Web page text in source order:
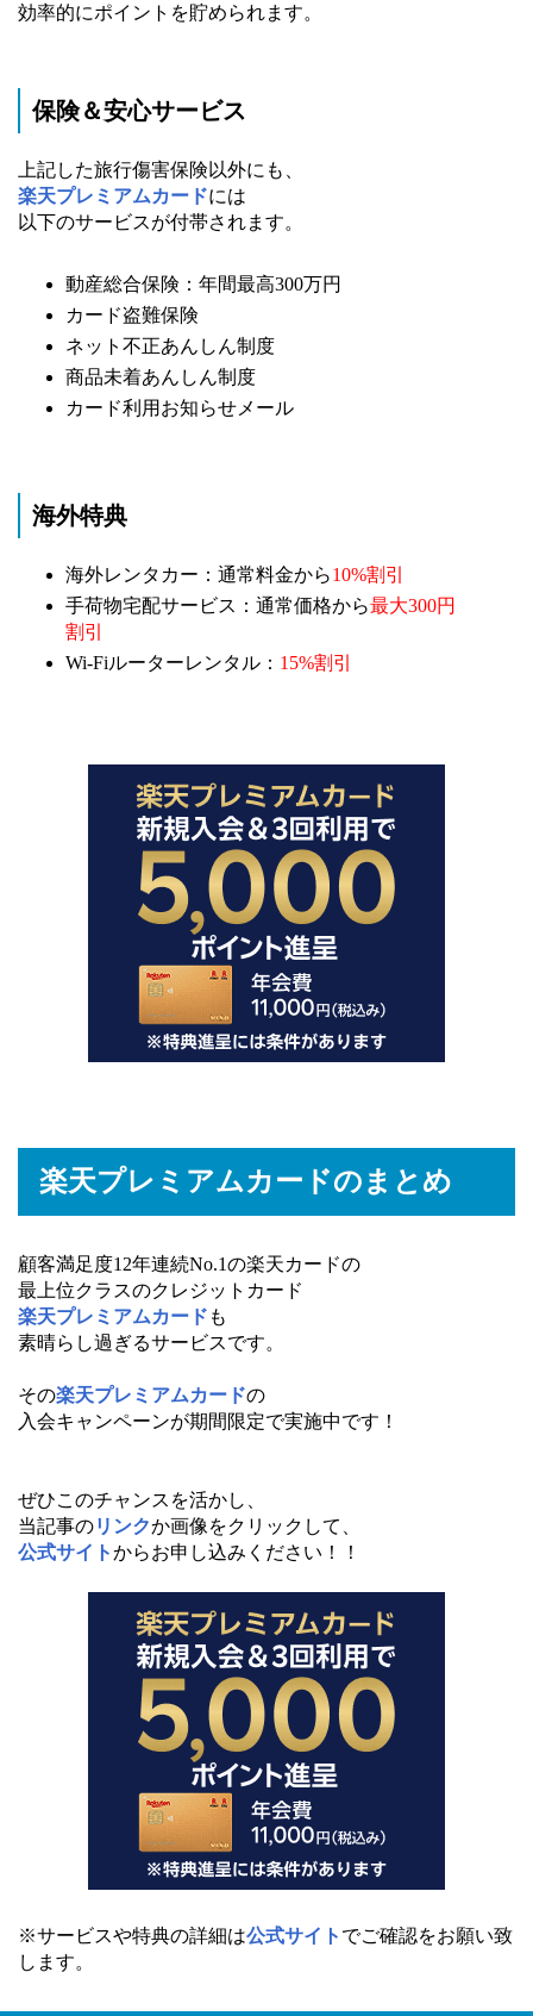
効率的にポイントを貯められます。
保険＆安心サービス
上記した旅行傷害保険以外にも、
楽天プレミアムカードには
以下のサービスが付帯されます。
動産総合保険：年間最高300万円
カード盗難保険
ネット不正あんしん制度
商品未着あんしん制度
カード利用お知らせメール
海外特典
海外レンタカー：通常料金から10%割引
手荷物宅配サービス：通常価格から最大300円
割引
Wi-Fiルーターレンタル： 15%割引
楽天プレミアムカードのまとめ
顧客満足度12年連続No.1の楽天カードの
最上位クラスのクレジットカード
楽天プレミアムカード も
素晴らし過ぎるサービスです。
その楽天プレミアムカードの
入会キャンペーンが期間限定で実施中です！
ぜひこのチャンスを活かし、
当記事のリンクか画像をクリックして、
公式サイトからお申し込みください！！
※サービスや特典の詳細は公式サイト でご確認をお願い致
します。